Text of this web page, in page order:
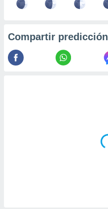
Compartir predicción